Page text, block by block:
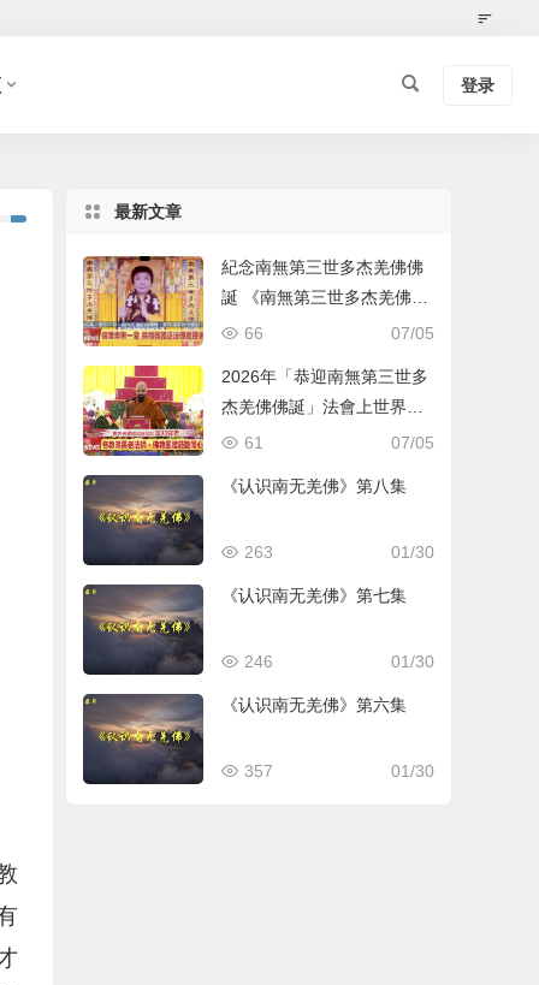
登录
最新文章
紀念南無第三世多杰羌佛佛
誕 《南無第三世多杰羌佛經
藏總集》新卷面世 [ZWTV北
07/05
66
2026年「恭迎南無第三世多
杰羌佛佛誕」法會上世界佛
教總部蓮花釦莫知尊者的講
07/05
61
《认识南无羌佛》第八集
01/30
263
《认识南无羌佛》第七集
01/30
246
《认识南无羌佛》第六集
01/30
357